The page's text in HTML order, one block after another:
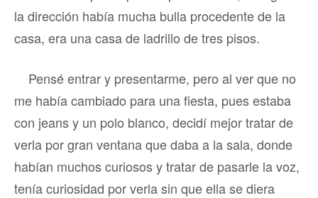
la dirección había mucha bulla procedente de la
casa, era una casa de ladrillo de tres pisos.
Pensé entrar y presentarme, pero al ver que no
me había cambiado para una fiesta, pues estaba
con jeans y un polo blanco, decidí mejor tratar de
verla por gran ventana que daba a la sala, donde
habían muchos curiosos y tratar de pasarle la voz,
tenía curiosidad por verla sin que ella se diera